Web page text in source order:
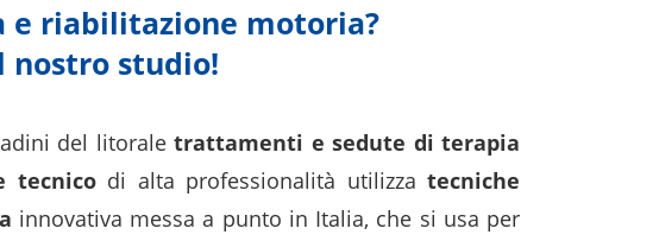
e riabilitazione motoria?
nostro studio!
del litoraletrattamenti e sedute di terapia
tecnicodi alta professionalità utilizza tecniche
innovativa messa a punto in Italia, che si usa per